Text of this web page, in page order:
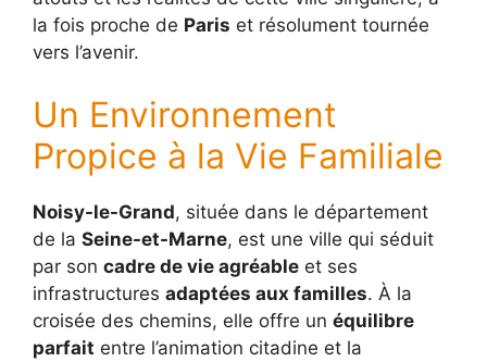
la fois proche de Paris et résolument tournée
vers l’avenir.
Un Environnement
Propice à la Vie Familiale
Noisy-le-Grand, située dans le département
de la Seine-et-Marne, est une ville qui séduit
par son cadre de vie agréable et ses
infrastructures adaptées aux familles. À la
croisée des chemins, elle offre un équilibre
parfait entre l’animation citadine et la